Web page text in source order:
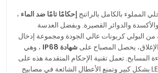
المملوء بالكامل بالراتنج إحكامًا تامًا ضد الماء ،
والدوائر القصيرة. وبفضل العدسة
من البولي كربونات عالي الجودة ومجموعة إدخال
يحصل المصباح على شهادة IP68
، وهي
المسابح. تعمل تقنية الإحكام المتقدمة هذه على
إطالة عمر لوحة LED بشكل كبير وتمنع الأعطال الشائعة في مصابيح